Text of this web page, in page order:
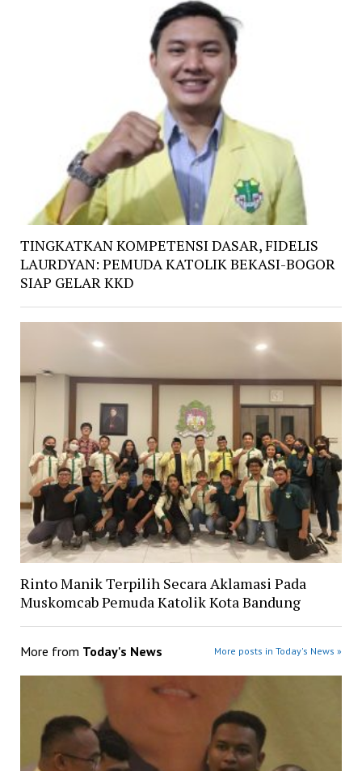
TINGKATKAN KOMPETENSI DASAR, FIDELIS
LAURDYAN: PEMUDA KATOLIK BEKASI-BOGOR
SIAP GELAR KKD
Rinto Manik Terpilih Secara Aklamasi Pada
Muskomcab Pemuda Katolik Kota Bandung
More from Today's News More posts in Today's News »